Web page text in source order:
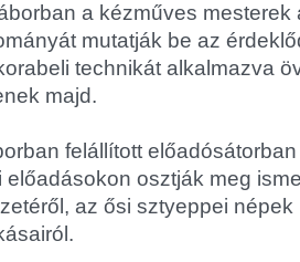
a kézműves
mutatják be az
technikát alkalmazva
majd.
felállított
előadásokon osztják meg
az ősi sztyeppei népek